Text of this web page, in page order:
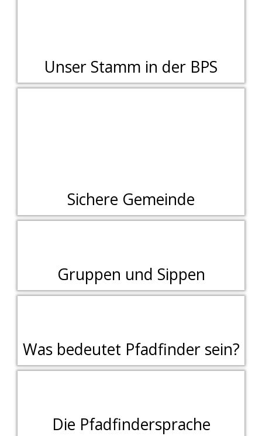
Unser Stamm in der BPS
Sichere Gemeinde
Gruppen und Sippen
Was bedeutet Pfadfinder sein?
Die Pfadfindersprache